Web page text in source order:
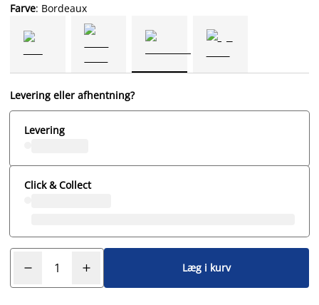
Farve: Bordeaux
Levering eller afhentning?
Levering
Click & Collect
Læg i kurv